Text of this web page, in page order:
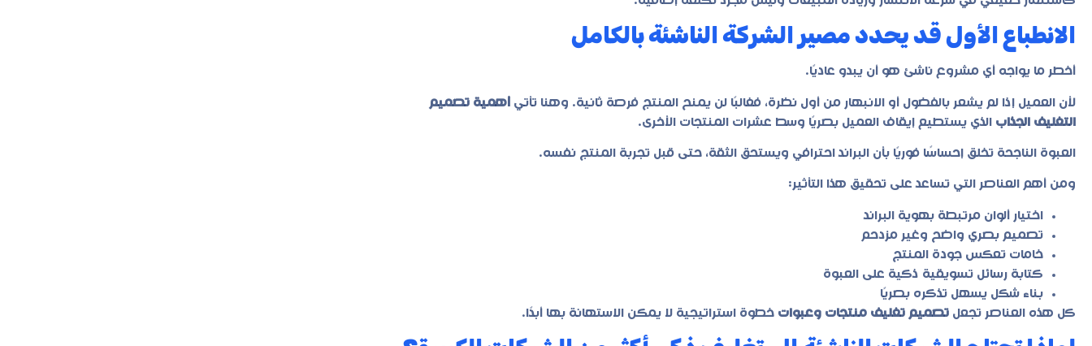
الانطباع الأول قد يحدد مصير الشركة الناشئة بالكامل
أخطر ما يواجه أي مشروع ناشئ هو أن يبدو عاديًا.
لأن العميل إذا لم يشعر بالفضول أو الانبهار من أول نظرة، فغالبًا لن يمنح المنتج فرصة ثانية. وهنا تأتي أهمية تصميم
التغليف الجذاب الذي يستطيع إيقاف العميل بصريًا وسط عشرات المنتجات الأخرى.
العبوة الناجحة تخلق إحساسًا فوريًا بأن البراند احترافي ويستحق الثقة، حتى قبل تجربة المنتج نفسه.
ومن أهم العناصر التي تساعد على تحقيق هذا التأثير:
اختيار ألوان مرتبطة بهوية البراند
تصميم بصري واضح وغير مزدحم
خامات تعكس جودة المنتج
كتابة رسائل تسويقية ذكية على العبوة
بناء شكل يسهل تذكره بصريًا
كل هذه العناصر تجعل تصميم تغليف منتجات وعبوات خطوة استراتيجية لا يمكن الاستهانة بها أبدًا.